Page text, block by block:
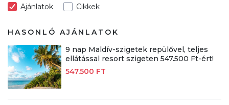
Ajánlatok Cikkek
HASONLÓ AJÁNLATOK
9 nap Maldív-szigetek repülővel, teljes
ellátással resort szigeten 547.500 Ft-ért!
547.500 FT